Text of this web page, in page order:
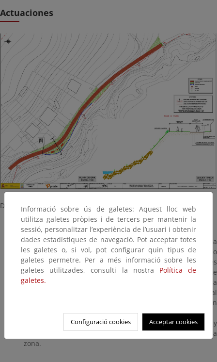
Actuaciones
Descripción de las obras y mejoras medioambientales:
Las obras consistieron en recuperar un tramo de la senda
litoral norte en la playa de Chanteiro en el término
municipal de Ares (A Coruña). La longitud recuperada es
de 165 m. Se sustituyó un vial de firme asfáltico existente
por una senda de hormigón impreso, habilitándolo para
uso preferente peatonal. Se adecuó el entorno natural
mediante césped y mobiliario urbano generando un
mirador sobre la playa.
También se incluyó drenaje, barandillas de madera y
mejora de la señalítica con los valores ambientales de la
zona.
Informació sobre ús de galetes: Aquest lloc web
utilitza galetes pròpies i de tercers per mantenir la
sessió, personalitzar l’experiència de l’usuari i obtenir
dades estadístiques de navegació. Pot acceptar totes
les galetes o, si vol, pot configurar quin tipus de
galetes permetre. Per a més informació sobre les
galetes utilitzades, consulti la nostra Política de
galetes.
Configuració cookies Acceptar cookies